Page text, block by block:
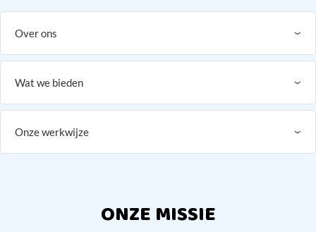
Over ons
Wat we bieden
Onze werkwijze
ONZE MISSIE